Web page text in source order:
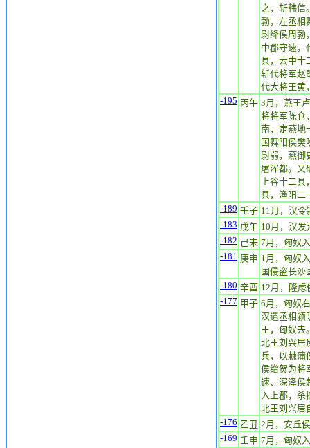
之，斩韩信
勃，左丞相
尉绛侯周勃
中郡守速，
县，云中十
斩代将军赵
代大将王黄
-195 丙午 3月，燕王
将将军陈仓
南，定燕地
国舞阳侯樊
尉弱，燕御
屠浑都。又
上谷十二
县，渔阳二
-189 壬子 11月，汉令
-183 戊午 10月，汉发
-182 己未 7月，匈奴
-181 庚申 1月，匈奴
国侵盗长沙
-180 辛酉 12月，隆虑
-177 甲子 6月，匈奴
汉遣丞相颍
王，匈奴去
北王刘兴居
兵，以棘蒲
侯缯贺为将
速、深泽侯
入上郡，杀
北王刘兴居
-176 乙丑 2月，安丘
-169 壬申 7月，匈奴